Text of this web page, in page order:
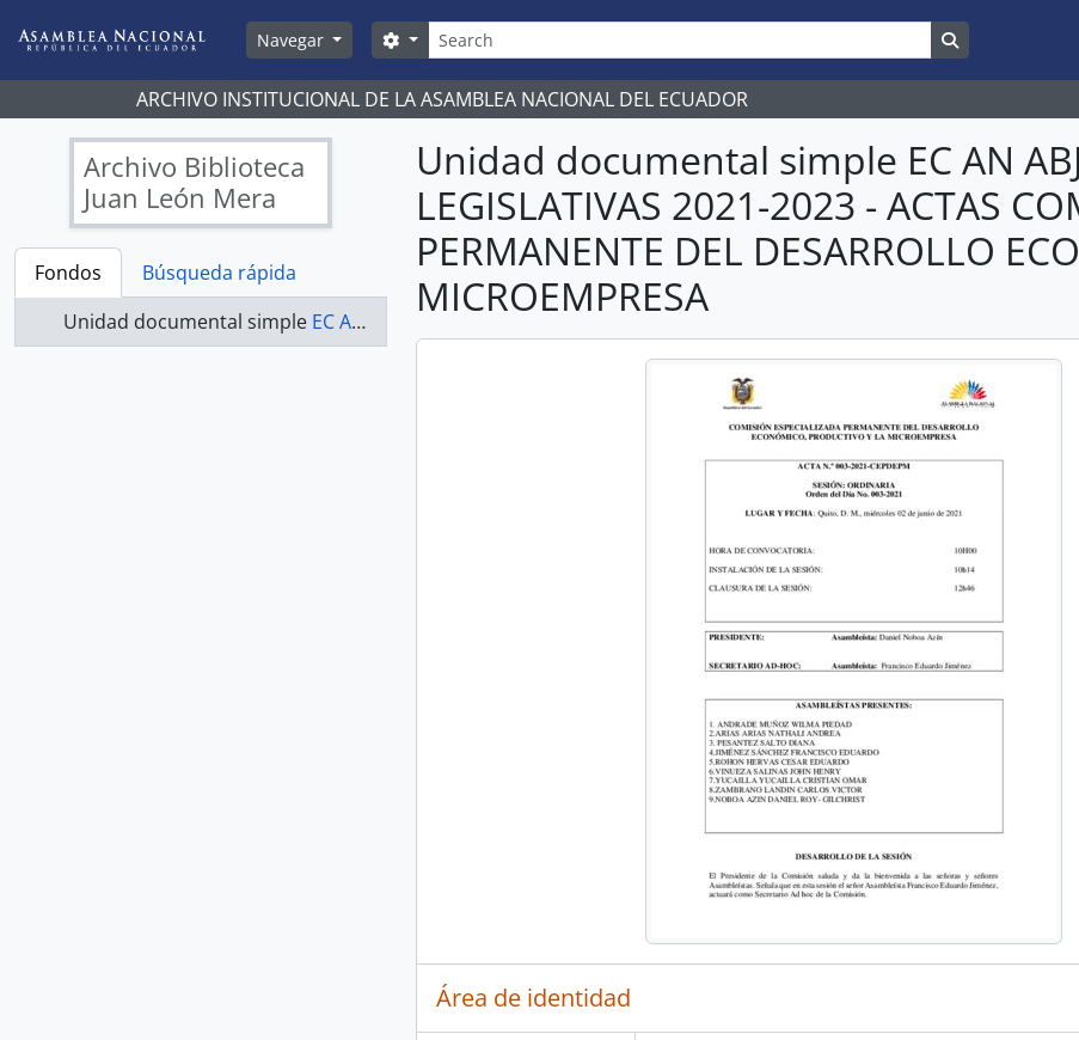
Navegar
Búsqueda
Search options
ARCHIVO INSTITUCIONAL DE LA ASAMBLEA NACIONAL DEL ECUADOR
Archivo Biblioteca
Juan León Mera
Fondos
Búsqueda rápida
Unidad documental simple EC AN ABJLM COMISIONES LEGISLATIVAS 2021-2023 - ACTAS COMISIÓN ESPECIALIZADA PERMANENTE DEL DESARROLLO ECONÓMICO, PRODUCTIVO Y LA MICROEMPRESA
Unidad documental simple EC AN
LEGISLATIVAS 2021-2023 - ACTAS
PERMANENTE DEL DESARROLLO
MICROEMPRESA
Área de identidad